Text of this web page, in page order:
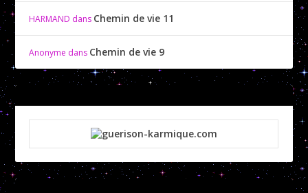
HARMAND dans Chemin de vie 11
Anonyme dans Chemin de vie 9